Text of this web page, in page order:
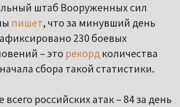
штаб Вооруженных сил
пишет, что за минувший день
230 боевых
– это рекорд количества
сбора такой статистики.
всего российских атак – 84 за день